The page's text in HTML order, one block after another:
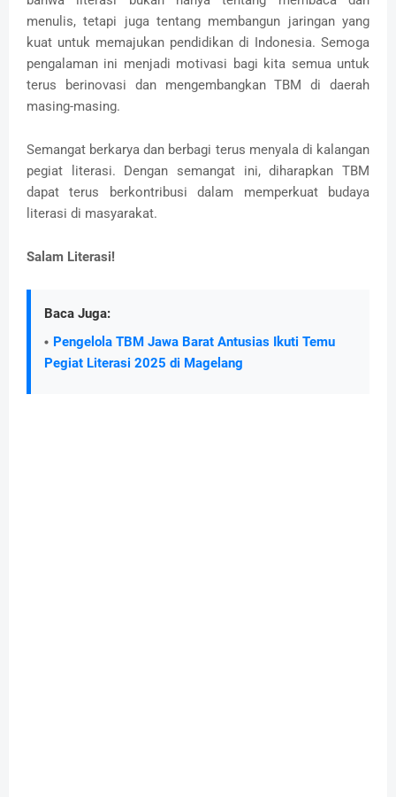
menulis, tetapi juga tentang membangun jaringan yang
kuat untuk memajukan pendidikan di Indonesia. Semoga
pengalaman ini menjadi motivasi bagi kita semua untuk
terus berinovasi dan mengembangkan TBM di daerah
masing-masing.
Semangat berkarya dan berbagi terus menyala di kalangan
pegiat literasi. Dengan semangat ini, diharapkan TBM
dapat terus berkontribusi dalam memperkuat budaya
literasi di masyarakat.
Salam Literasi!
Baca Juga:
Pengelola TBM Jawa Barat Antusias Ikuti Temu
Pegiat Literasi 2025 di Magelang